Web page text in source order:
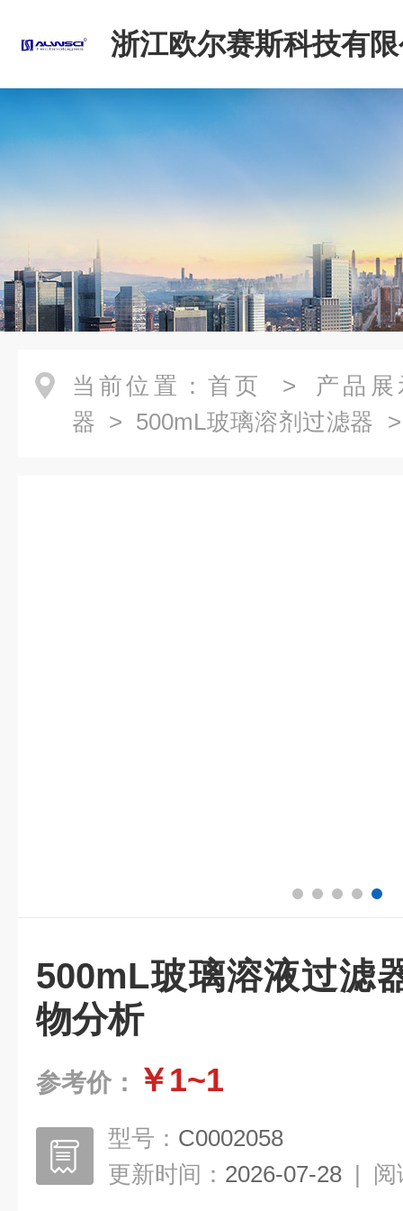
浙江欧尔赛斯科技有
当前位置： 首页 > 产品展
器 > 500mL玻璃溶剂过滤器
500mL玻璃溶液过滤
物分析
参考价： ￥1~1
型号： C0002058
更新时间： 2026-07-28 | 阅